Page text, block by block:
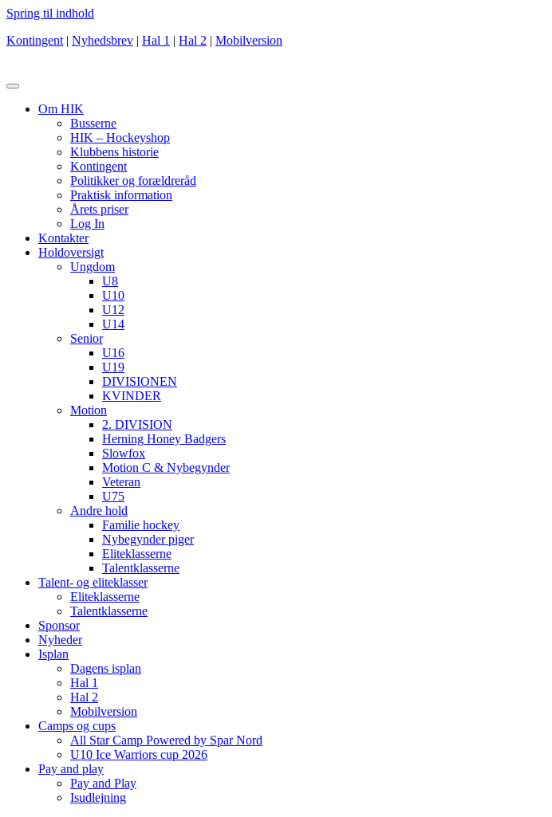
Spring til indhold
Kontingent | Nyhedsbrev | Hal 1 | Hal 2 | Mobilversion
Om HIK
Busserne
HIK – Hockeyshop
Klubbens historie
Kontingent
Politikker og forældreråd
Praktisk information
Årets priser
Log In
Kontakter
Holdoversigt
Ungdom
U8
U10
U12
U14
Senior
U16
U19
DIVISIONEN
KVINDER
Motion
2. DIVISION
Herning Honey Badgers
Slowfox
Motion C & Nybegynder
Veteran
U75
Andre hold
Familie hockey
Nybegynder piger
Eliteklasserne
Talentklasserne
Talent- og eliteklasser
Eliteklasserne
Talentklasserne
Sponsor
Nyheder
Isplan
Dagens isplan
Hal 1
Hal 2
Mobilversion
Camps og cups
All Star Camp Powered by Spar Nord
U10 Ice Warriors cup 2026
Pay and play
Pay and Play
Isudlejning